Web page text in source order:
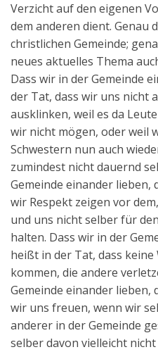
Verzicht auf den eigenen
dem anderen dient. Genau
christlichen Gemeinde;
neues aktuelles Thema
Dass wir in der Gemeinde
der Tat, dass wir uns nicht
ausklinken, weil es da
wir nicht mögen, oder weil
Schwestern nun auch
zumindest nicht dauernd
Gemeinde einander lieben,
wir Respekt zeigen vor
und uns nicht selber für
halten. Dass wir in der
heißt in der Tat, dass
kommen, die andere
Gemeinde einander lieben,
wir uns freuen, wenn wir
anderer in der Gemeinde
selber davon vielleicht nicht